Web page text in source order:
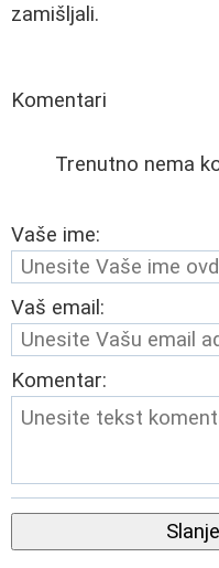
zamišljali.
Komentari
Trenutno nema
Vaše ime:
Vaš email:
Komentar: